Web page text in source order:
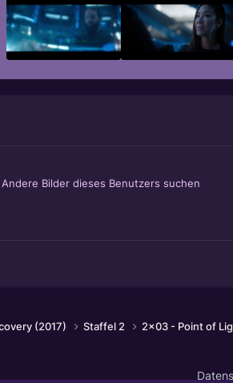
Andere Bilder dieses Benutzers suchen
(2017) Staffel 2 2x03 - Point of